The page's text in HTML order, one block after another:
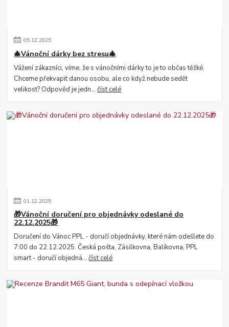
05.12.2025
🎄Vánoční dárky bez stresu🎄
Vážení zákazníci, víme, že s vánočními dárky to je to občas těžké.
Chceme překvapit danou osobu, ale co když nebude sedět
velikost? Odpověď je jedn...číst celé
01.12.2025
🎁Vánoční doručení pro objednávky odeslané do
22.12.2025🎁
Doručení do Vánoc PPL - doručí objednávky, které nám odešlete do
7:00 do 22.12.2025. Česká pošta, Zásilkovna, Balíkovna, PPL
smart - doručí objedná...číst celé